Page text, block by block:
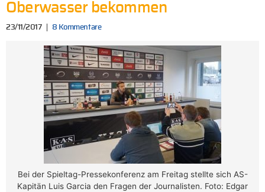
Oberwasser bekommen
23/11/2017 8 Kommentare
Bei der Spieltag-Pressekonferenz am Freitag stellte sich AS-
Kapitän Luis Garcia den Fragen der Journalisten. Foto: Edgar